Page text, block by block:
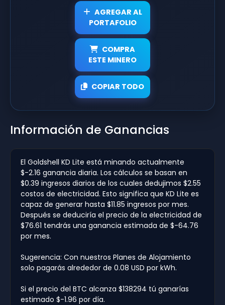
AGREGAR AL
PORTAFOLIO
COMPRA
ESTE MINERO
COPIAR TODO
Información de Ganancias
El Goldshell KD Lite está minando actualmente
$-2.16 ganancia diaria. Los cálculos se basan en
$0.39 ingresos diarios de los cuales dedujimos $2.55
costos de electricidad. Esto significa que KD Lite es
capaz de generar hasta $11.85 ingresos por mes.
Después se deduciría el precio de la electricidad de
$76.61 tendrás una ganancia estimada de $-64.76
por mes.
Sugerencia: Con nuestros Planes de Alojamiento
solo pagarás alrededor de 0.08 USD por kWh.
Si el precio del BTC alcanza $138294 tú ganarías
estimado $-1.96 por día.